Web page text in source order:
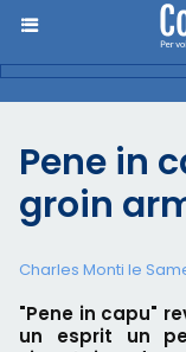
Pene in
groin
Charles Monti le
"Pene in capu"
un esprit un